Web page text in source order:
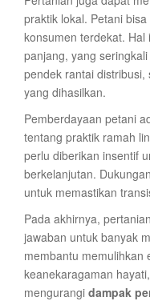
praktik lokal. Petani
konsumen terdekat.
panjang, yang
pendek rantai distribusi,
yang dihasilkan.
Pemberdayaan petani
tentang praktik ramah
perlu diberikan insentif
berkelanjutan.
untuk memastikan
Pada akhirnya,
jawaban untuk banyak
membantu memulihkan
keanekaragaman
mengurangi dampak